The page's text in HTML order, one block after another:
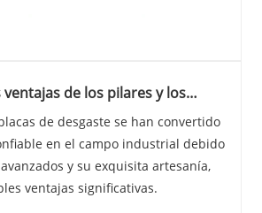
ventajas de los pilares y los
de desgaste se han convertido
en el campo industrial debido
y su exquisita artesanía,
ventajas significativas.